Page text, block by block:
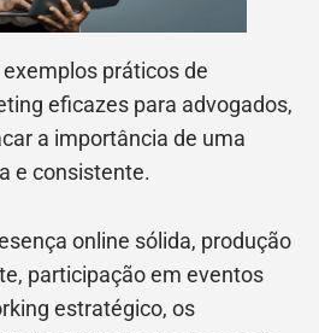
práticos de
eficazes para advogados,
a importância de uma
e consistente.
online sólida, produção
participação em eventos
estratégico, os